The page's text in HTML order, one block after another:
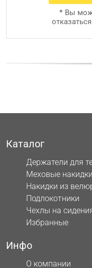
* Вы
Каталог
Держатели для
Меховые накидки
Накидки из
Подлокотники
Чехлы на
Избранные
Инфо
О компании